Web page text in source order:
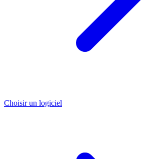
Choisir un logiciel